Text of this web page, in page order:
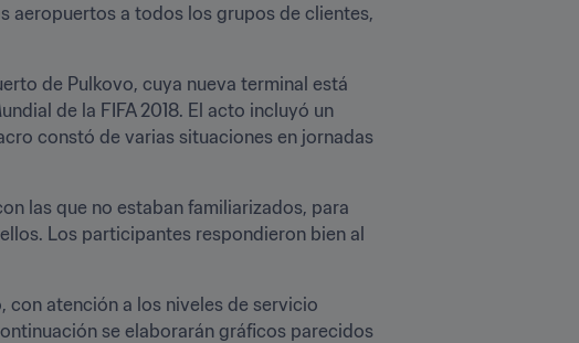
aeropuertos a todos los grupos de clientes,
de Pulkovo, cuya nueva terminal está
de la FIFA 2018. El acto incluyó un
constó de varias situaciones en jornadas
las que no estaban familiarizados, para
Los participantes respondieron bien al
atención a los niveles de servicio
se elaborarán gráficos parecidos